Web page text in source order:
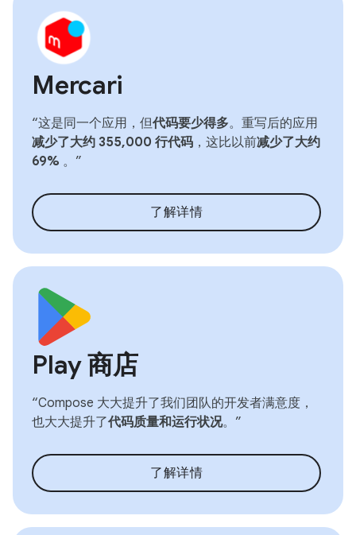
Mercari
“这是同一个应用，但代码要少得多。重写后的应用
减少了大约 355,000 行代码 ，这比以前减少了大约
69% 。”
了解详情
Play 商店
“Compose 大大提升了我们团队的开发者满意度，
也大大提升了代码质量和运行状况。”
了解详情